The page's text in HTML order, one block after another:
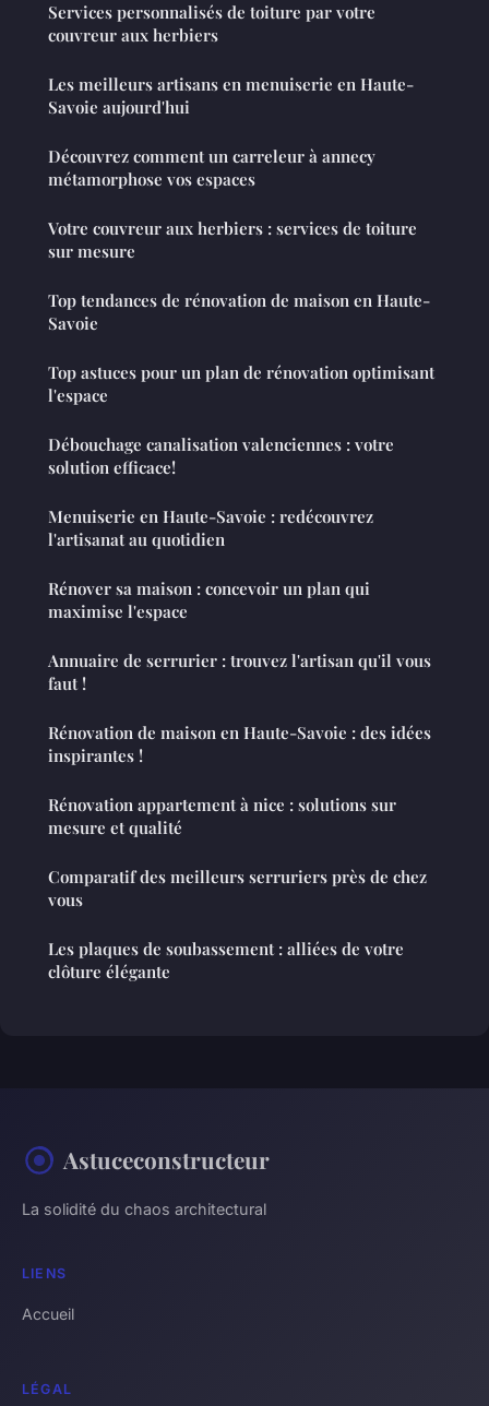
Services personnalisés de toiture par votre
couvreur aux herbiers
Les meilleurs artisans en menuiserie en Haute-
Savoie aujourd'hui
Découvrez comment un carreleur à annecy
métamorphose vos espaces
Votre couvreur aux herbiers : services de toiture
sur mesure
Top tendances de rénovation de maison en Haute-
Savoie
Top astuces pour un plan de rénovation optimisant
l'espace
Débouchage canalisation valenciennes : votre
solution efficace!
Menuiserie en Haute-Savoie : redécouvrez
l'artisanat au quotidien
Rénover sa maison : concevoir un plan qui
maximise l'espace
Annuaire de serrurier : trouvez l'artisan qu'il vous
faut !
Rénovation de maison en Haute-Savoie : des idées
inspirantes !
Rénovation appartement à nice : solutions sur
mesure et qualité
Comparatif des meilleurs serruriers près de chez
vous
Les plaques de soubassement : alliées de votre
clôture élégante
Astuceconstructeur
La solidité du chaos architectural
LIENS
Accueil
LÉGAL